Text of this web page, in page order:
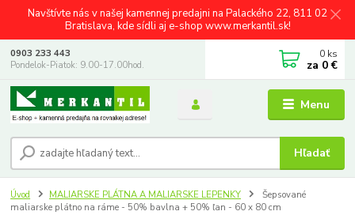
Navštívte nás v našej kamennej predajni na Palackého 22, 811 02
Bratislava, kde sídli aj e-shop www.merkantil.sk!
Menu
Hľadať
0903 233 443
Pondelok-Piatok: 9.00-17.00hod.
0 ks
za 0 €
Úvod MALIARSKE PLÁTNA A MALIARSKE LEPENKY
Šepsované
maliarske plátno na ráme - 50% bavlna + 50% ľan - 60 x 80 cm